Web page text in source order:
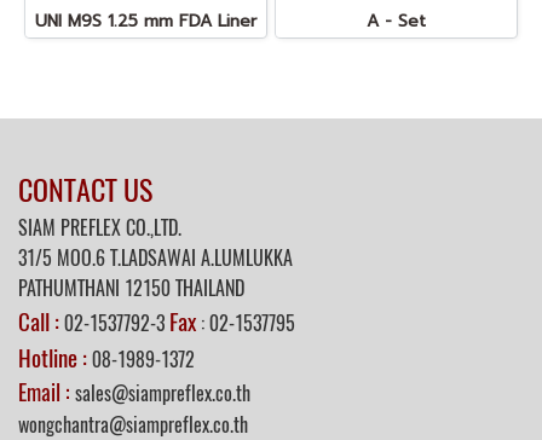
UNI M9S 1.25 mm FDA Liner A - Set
CONTACT US
SIAM PREFLEX CO.,LTD.
31/5 MOO.6 T.LADSAWAI A.LUMLUKKA
PATHUMTHANI 12150 THAILAND
Call :02-1537792-3 Fax : 02-1537795
Hotline :08-1989-1372
Email : sales@siampreflex.co.th
wongchantra@siampreflex.co.th